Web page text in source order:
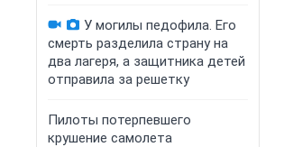
У могилы педофила. Его
смерть разделила страну на
два лагеря, а защитника детей
отправила за решетку
Пилоты потерпевшего
крушение самолета